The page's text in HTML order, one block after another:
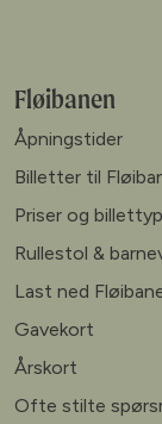
Fløibanen
Åpningstider
Billetter til
Priser og
Rullestol &
Last ned
Gavekort
Årskort
Ofte stilte